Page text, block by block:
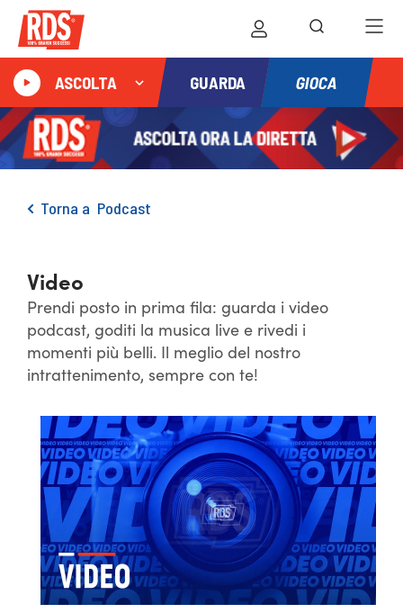
ASCOLTA GUARDA GIOCA
Torna a Podcast
Video
Prendi posto in prima fila: guarda i video
podcast, goditi la musica live e rivedi i
momenti più belli. Il meglio del nostro
intrattenimento, sempre con te!